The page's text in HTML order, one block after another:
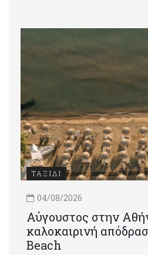
ΤΑΞΙΔΙ
04/08/2026
Αύγουστος στην
καλοκαιρινή
Beach